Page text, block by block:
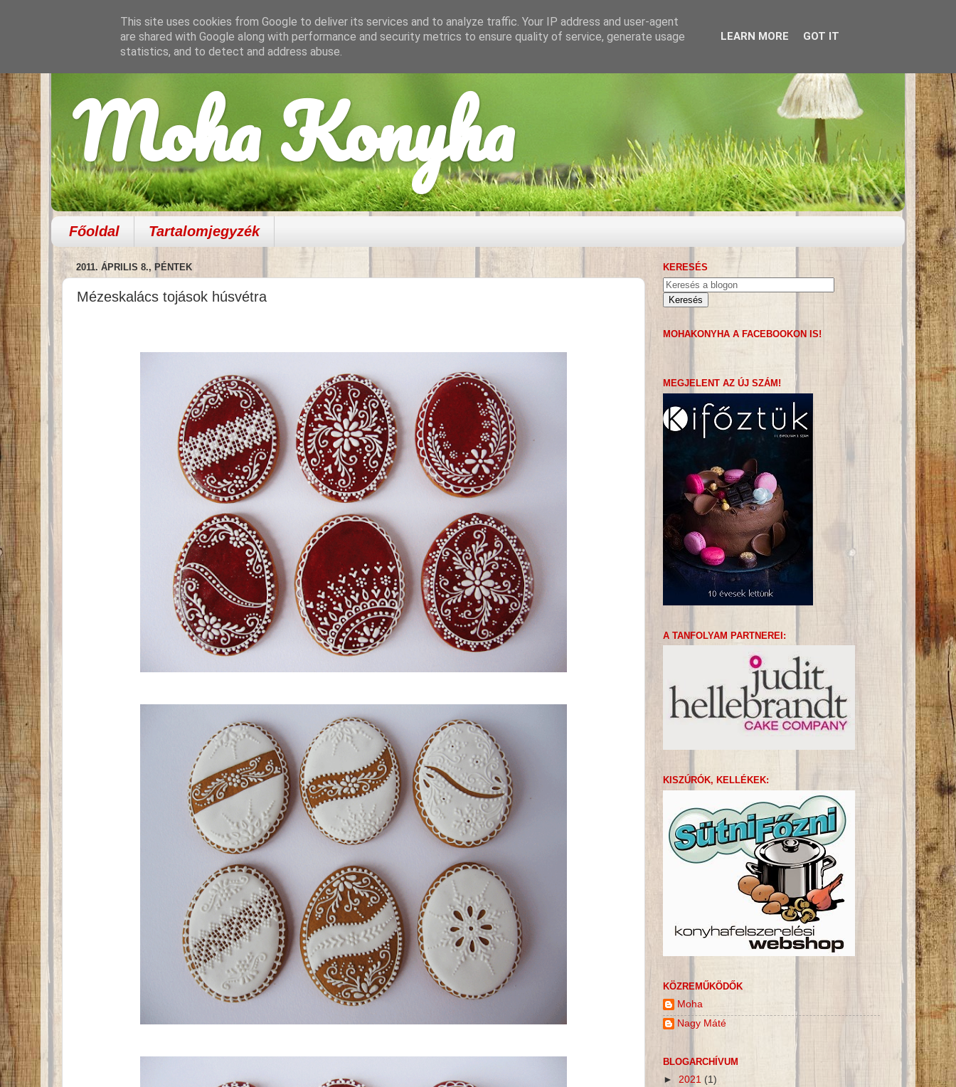
Moha Konyha
Főoldal Tartalomjegyzék
2011. ÁPRILIS 8., PÉNTEK
Mézeskalács tojások húsvétra
KERESÉS
MOHAKONYHA A FACEBOOKON IS!
MEGJELENT AZ ÚJ SZÁM!
A TANFOLYAM PARTNEREI:
KISZÚRÓK, KELLÉKEK:
KÖZREMŰKÖDŐK
Moha
Nagy Máté
BLOGARCHÍVUM
► 2021 (1)
This site uses cookies from Google to deliver its services and to analyze traffic. Your IP address and user-agent
are shared with Google along with performance and security metrics to ensure quality of service, generate usage
statistics, and to detect and address abuse.
LEARN MORE GOT IT